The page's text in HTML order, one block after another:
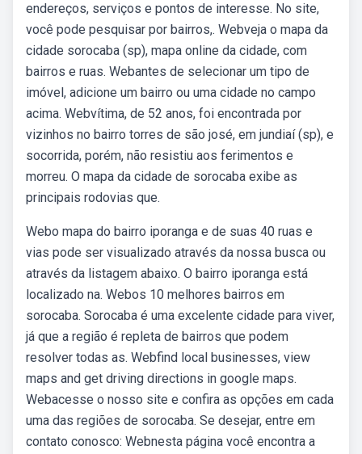
endereços, serviços e pontos de interesse. No site,
você pode pesquisar por bairros,. Webveja o mapa da
cidade sorocaba (sp), mapa online da cidade, com
bairros e ruas. Webantes de selecionar um tipo de
imóvel, adicione um bairro ou uma cidade no campo
acima. Webvítima, de 52 anos, foi encontrada por
vizinhos no bairro torres de são josé, em jundiaí (sp), e
socorrida, porém, não resistiu aos ferimentos e
morreu. O mapa da cidade de sorocaba exibe as
principais rodovias que.
Webo mapa do bairro iporanga e de suas 40 ruas e
vias pode ser visualizado através da nossa busca ou
através da listagem abaixo. O bairro iporanga está
localizado na. Webos 10 melhores bairros em
sorocaba. Sorocaba é uma excelente cidade para viver,
já que a região é repleta de bairros que podem
resolver todas as. Webfind local businesses, view
maps and get driving directions in google maps.
Webacesse o nosso site e confira as opções em cada
uma das regiões de sorocaba. Se desejar, entre em
contato conosco: Webnesta página você encontra a